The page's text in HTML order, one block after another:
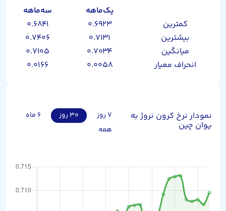
یک‌ماهه
سه‌ماهه
کمترین
۰.۶۹۲۳
۰.۶۸۴۱
بیشترین
۰.۷۱۳۱
۰.۷۴۰۶
میانگین
۰.۷۰۳۴
۰.۷۱۰۵
انحراف معیار
۰.۰۰۵۸ ۰.۰۱۶۶
نمودار نرخ کرون نروژ به
یوان چین
۷ روز ۳۰ روز
۶ ماه
همه